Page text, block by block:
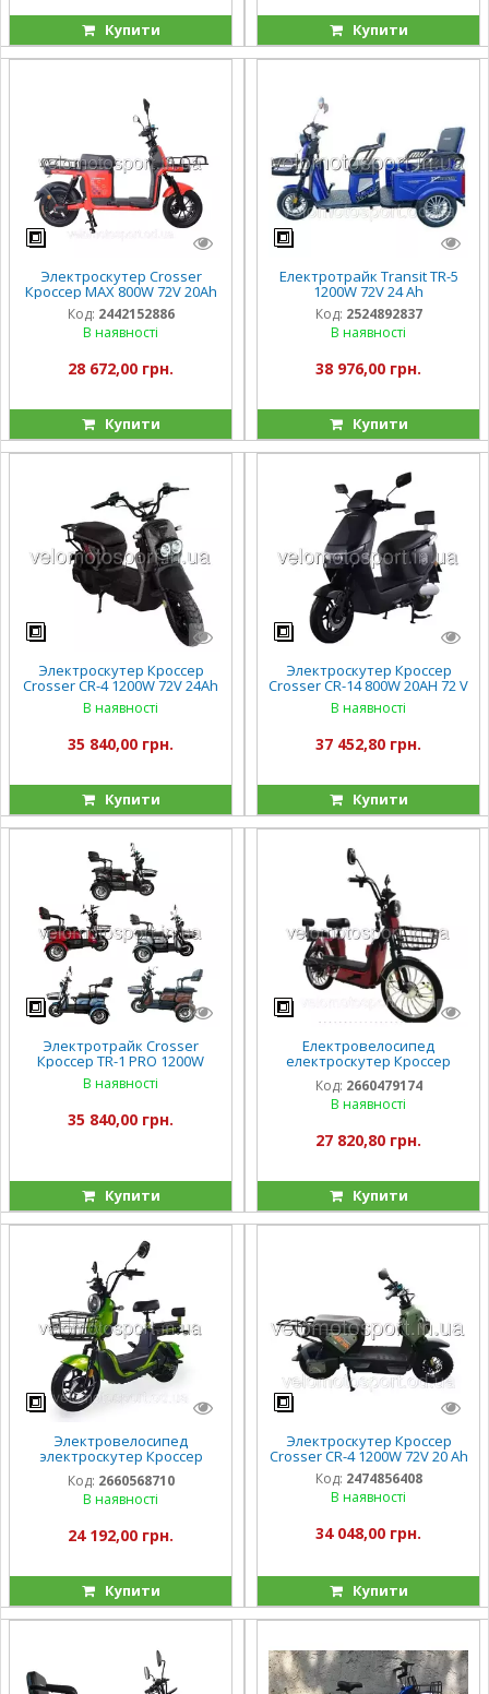
Купити Купити
Электроскутер Crosser
Кроссер MAX 800W 72V 20Ah
Код: 2442152886
В наявності
28 672,00 грн.
Купити
Електротрайк Transit TR-5
1200W 72V 24 Ah
Код: 2524892837
В наявності
38 976,00 грн.
Купити
Электроскутер Кроссер
Crosser CR-4 1200W 72V 24Ah
В наявності
35 840,00 грн.
Купити
Электроскутер Кроссер
Crosser CR-14 800W 20AH 72 V
В наявності
37 452,80 грн.
Купити
Электротрайк Crosser
Кроссер TR-1 PRO 1200W
В наявності
35 840,00 грн.
Купити
Електровелосипед
електроскутер Кроссер
Crosser CR-3 600W AGM 60V-
20Ah
Код: 2660479174
В наявності
27 820,80 грн.
Купити
Электровелосипед
электроскутер Кроссер
Crosser PRO CR2 800W, 60
24Ah
Код: 2660568710
В наявності
24 192,00 грн.
Купити
Электроскутер Кроссер
Crosser CR-4 1200W 72V 20 Ah
Код: 2474856408
В наявності
34 048,00 грн.
Купити